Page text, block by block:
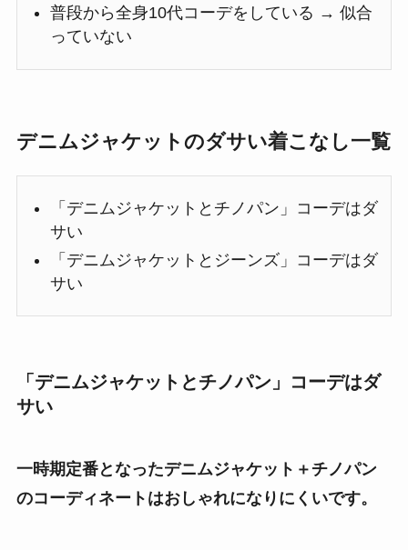
普段から全身10代コーデをしている → 似合
っていない
デニムジャケットのダサい着こなし一覧
「デニムジャケットとチノパン」コーデはダ
サい
「デニムジャケットとジーンズ」コーデはダ
サい
「デニムジャケットとチノパン」コーデはダ
サい
一時期定番となったデニムジャケット＋チノパン
のコーディネートはおしゃれになりにくいです。